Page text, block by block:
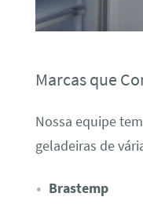
Marcas que
Nossa equipe
geladeiras de
Brastemp